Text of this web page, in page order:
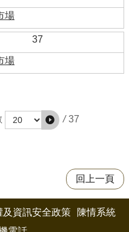
場
37
場
/ 37
回上一頁
及資訊安全政策
陳情系統